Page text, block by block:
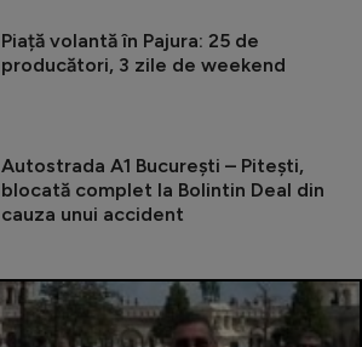
Piață volantă în Pajura: 25 de
producători, 3 zile de weekend
Autostrada A1 București – Pitești,
blocată complet la Bolintin Deal din
cauza unui accident